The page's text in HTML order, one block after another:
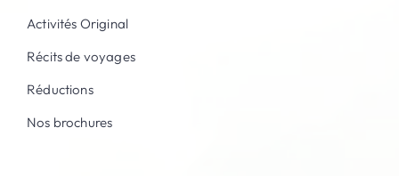
Activités Original
Récits de voyages
Réductions
Nos brochures